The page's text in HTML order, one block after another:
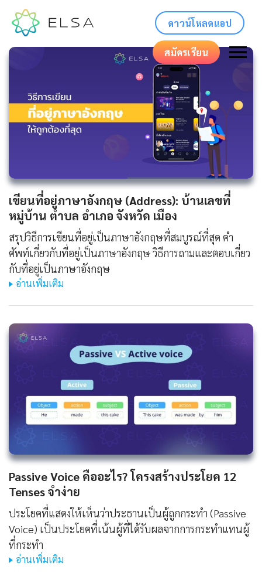
ดาวน์โหลดแอป
สมัครเรียน
เขียนที่อยู่ภาษาอังกฤษ (Address): บ้านเลขที่
หมู่บ้าน ตำบล อำเภอ จังหวัด เมือง
สรุปวิธีการเขียนที่อยู่เป็นภาษาอังกฤษที่สมบูรณ์ที่สุด คำ
ศัพท์เกี่ยวกับที่อยู่เป็นภาษาอังกฤษ วิธีการถามและตอบเกี่ยว
กับที่อยู่เป็นภาษาอังกฤษ
อ่านเพิ่มเติม
Passive Voice คืออะไร? โครงสร้างประโยค 12
Tenses จำง่าย
ประโยคที่แสดงให้เห็นว่าประธานเป็นผู้ถูกกระทำ (Passive
Voice) เป็นประโยคที่เน้นผู้ที่ได้รับผลจากการกระทำแทนผู้
ที่กระทำ
อ่านเพิ่มเติม